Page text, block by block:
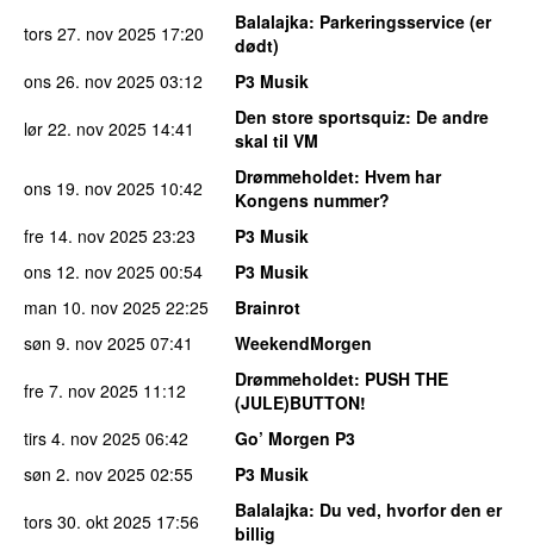
tors 27. nov 2025 17:20 Balalajka: Parkeringsservice (er
dødt)
ons 26. nov 2025 03:12
P3 Musik
lør 22. nov 2025 14:41 Den store sportsquiz: De andre
skal til VM
ons 19. nov 2025 10:42 Drømmeholdet: Hvem har
Kongens nummer?
fre 14. nov 2025 23:23
P3 Musik
ons 12. nov 2025 00:54
P3 Musik
man 10. nov 2025 22:25
Brainrot
søn 9. nov 2025 07:41
WeekendMorgen
fre 7. nov 2025 11:12 Drømmeholdet: PUSH THE
(JULE)BUTTON!
tirs 4. nov 2025 06:42
Go’ Morgen P3
søn 2. nov 2025 02:55
P3 Musik
tors 30. okt 2025 17:56 Balalajka: Du ved, hvorfor den er
billig